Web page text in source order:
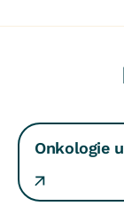
Onkologie